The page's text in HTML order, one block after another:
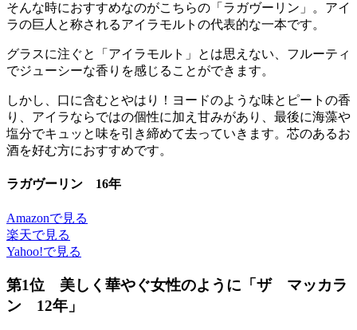
そんな時におすすめなのがこちらの「ラガヴーリン」。アイ
ラの巨人と称されるアイラモルトの代表的な一本です。
グラスに注ぐと「アイラモルト」とは思えない、フルーティ
でジューシーな香りを感じることができます。
しかし、口に含むとやはり！ヨードのような味とピートの香
り、アイラならではの個性に加え甘みがあり、最後に海藻や
塩分でキュッと味を引き締めて去っていきます。芯のあるお
酒を好む方におすすめです。
ラガヴーリン 16年
Amazonで見る
楽天で見る
Yahoo!で見る
第1位 美しく華やぐ女性のように「ザ マッカラ
ン 12年」